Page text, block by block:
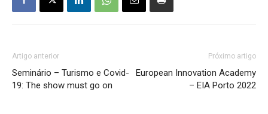
Artigo anterior
Seminário – Turismo e Covid-
19: The show must go on
Próximo artigo
European Innovation Academy
– EIA Porto 2022